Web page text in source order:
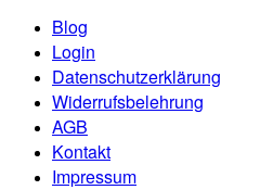
Blog
Login
Datenschutzerklärung
Widerrufsbelehrung
AGB
Kontakt
Impressum